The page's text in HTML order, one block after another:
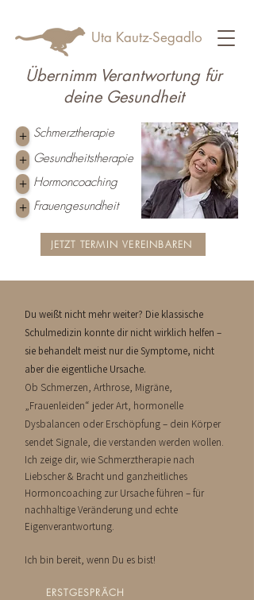
Uta Kautz-Segadlo
Übernimm Verantwortung für
deine Gesundheit
+
+
+
+
Schmerztherapie
Gesundheitstherapie
Hormoncoaching
Frauengesundheit
JETZT TERMIN VEREINBAREN
Du weißt nicht mehr weiter? Die klassische
Schulmedizin konnte dir nicht wirklich helfen –
sie behandelt meist nur die Symptome, nicht
aber die eigentliche Ursache.
Ob Schmerzen, Arthrose, Migräne,
„Frauenleiden“ jeder Art, hormonelle
Dysbalancen oder Erschöpfung – dein Körper
sendet Signale, die verstanden werden wollen.
Ich zeige dir, wie Schmerztherapie nach
Liebscher & Bracht und ganzheitliches
Hormoncoaching zur Ursache führen – für
nachhaltige Veränderung und echte
Eigenverantwortung.​
Ich bin bereit, wenn Du es bist! ​
ERSTGESPRÄCH